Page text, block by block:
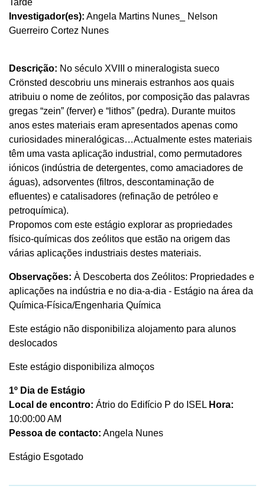
Tarde
Investigador(es): Angela Martins Nunes_ Nelson
Guerreiro Cortez Nunes
Descrição: No século XVIII o mineralogista sueco
Crönsted descobriu uns minerais estranhos aos quais
atribuiu o nome de zeólitos, por composição das palavras
gregas “zein” (ferver) e “lithos” (pedra). Durante muitos
anos estes materiais eram apresentados apenas como
curiosidades mineralógicas…Actualmente estes materiais
têm uma vasta aplicação industrial, como permutadores
iónicos (indústria de detergentes, como amaciadores de
águas), adsorventes (filtros, descontaminação de
efluentes) e catalisadores (refinação de petróleo e
petroquímica).
Propomos com este estágio explorar as propriedades
físico-químicas dos zeólitos que estão na origem das
várias aplicações industriais destes materiais.
Observações: À Descoberta dos Zeólitos: Propriedades e
aplicações na indústria e no dia-a-dia - Estágio na área da
Química-Física/Engenharia Química
Este estágio não disponibiliza alojamento para alunos
deslocados
Este estágio disponibiliza almoços
1º Dia de Estágio
Local de encontro: Átrio do Edifício P do ISEL Hora:
10:00:00 AM
Pessoa de contacto: Angela Nunes
Estágio Esgotado